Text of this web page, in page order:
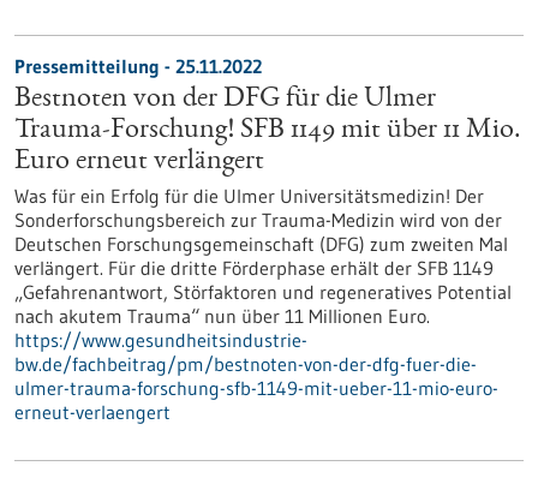
Pressemitteilung - 25.11.2022
Bestnoten von der DFG für die Ulmer
Trauma-Forschung! SFB 1149 mit über 11 Mio.
Euro erneut verlängert
Was für ein Erfolg für die Ulmer Universitätsmedizin! Der
Sonderforschungsbereich zur Trauma-Medizin wird von der
Deutschen Forschungsgemeinschaft (DFG) zum zweiten Mal
verlängert. Für die dritte Förderphase erhält der SFB 1149
„Gefahrenantwort, Störfaktoren und regeneratives Potential
nach akutem Trauma“ nun über 11 Millionen Euro.
https://www.gesundheitsindustrie-
bw.de/fachbeitrag/pm/bestnoten-von-der-dfg-fuer-die-
ulmer-trauma-forschung-sfb-1149-mit-ueber-11-mio-euro-
erneut-verlaengert